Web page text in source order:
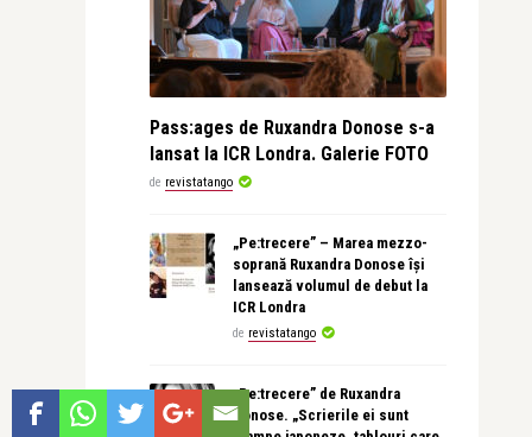
Pass:ages de Ruxandra Donose s-a
lansat la ICR Londra. Galerie FOTO
de revistatango
„Pe:trecere” – Marea mezzo-
soprană Ruxandra Donose își
lansează volumul de debut la
ICR Londra
de revistatango
„Pe:trecere” de Ruxandra
Donose. „Scrierile ei sunt